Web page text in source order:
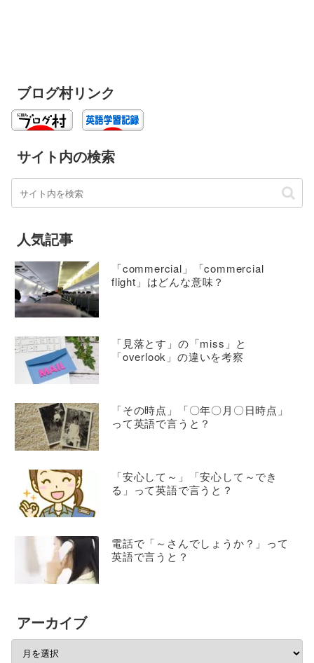
ブログ村リンク
サイト内の検索
人気記事
「commercial」「commercial
flight」はどんな意味？
「見落とす」の「miss」と
「overlook」の違いを考察
「その時点」「〇年〇月〇日時点」
って英語で言うと？
「安心して～」「安心して～でき
る」って英語で言うと？
電話で「～さんでしょうか？」って
英語で言うと？
アーカイブ